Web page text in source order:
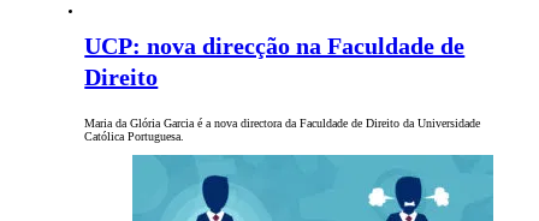
UCP: nova direcção na Faculdade de
Direito
Maria da Glória Garcia é a nova directora da Faculdade de Direito da Universidade
Católica Portuguesa.